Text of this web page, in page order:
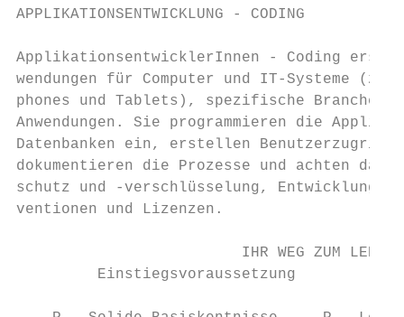
APPLIKATIONSENTWICKLUNG - CODING
ApplikationsentwicklerInnen - Coding
wendungen für Computer und IT-
phones und Tablets), spezifische
Anwendungen. Sie programmieren die
Datenbanken ein, erstellen
dokumentieren die Prozesse und achten
schutz und -verschlüsselung,
ventionen und Lizenzen.
IHR WEG ZUM
Einstiegsvoraussetzung